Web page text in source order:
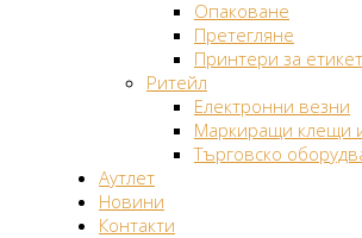
Опаковане
Претегляне
Принтери за
Ритейл
Електронни везни
Маркиращи клещи
Търговско
Аутлет
Новини
Контакти